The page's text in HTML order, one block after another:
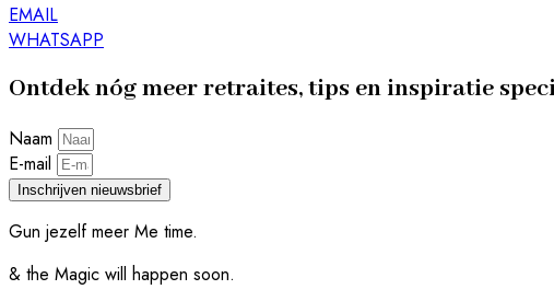
EMAIL
WHATSAPP
Ontdek nóg meer retraites, tips en inspiratie
Naam
E-mail
Inschrijven nieuwsbrief
Gun jezelf meer Me time.​
& the Magic will happen soon.